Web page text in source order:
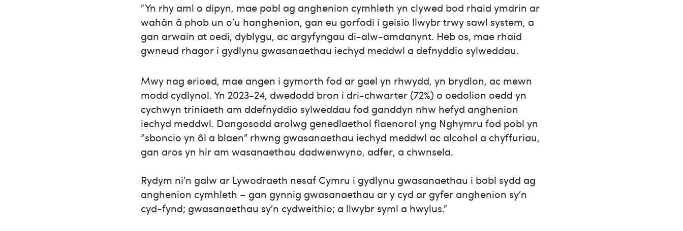
"Yn rhy aml o dipyn, mae pobl ag anghenion cymhleth yn clywed bod rhaid ymdrin ar
wahân â phob un o’u hanghenion, gan eu gorfodi i geisio llwybr trwy sawl system, a
gan arwain at oedi, dyblygu, ac argyfyngau di-alw-amdanynt. Heb os, mae rhaid
gwneud rhagor i gydlynu gwasanaethau iechyd meddwl a defnyddio sylweddau.
Mwy nag erioed, mae angen i gymorth fod ar gael yn rhwydd, yn brydlon, ac mewn
modd cydlynol. Yn 2023-24, dwedodd bron i dri-chwarter (72%) o oedolion oedd yn
cychwyn triniaeth am ddefnyddio sylweddau fod ganddyn nhw hefyd anghenion
iechyd meddwl. Dangosodd arolwg genedlaethol flaenorol yng Nghymru fod pobl yn
“sboncio yn ôl a blaen” rhwng gwasanaethau iechyd meddwl ac alcohol a chyffuriau,
gan aros yn hir am wasanaethau dadwenwyno, adfer, a chwnsela.
Rydym ni’n galw ar Lywodraeth nesaf Cymru i gydlynu gwasanaethau i bobl sydd ag
anghenion cymhleth – gan gynnig gwasanaethau ar y cyd ar gyfer anghenion sy’n
cyd-fynd; gwasanaethau sy’n cydweithio; a llwybr syml a hwylus."